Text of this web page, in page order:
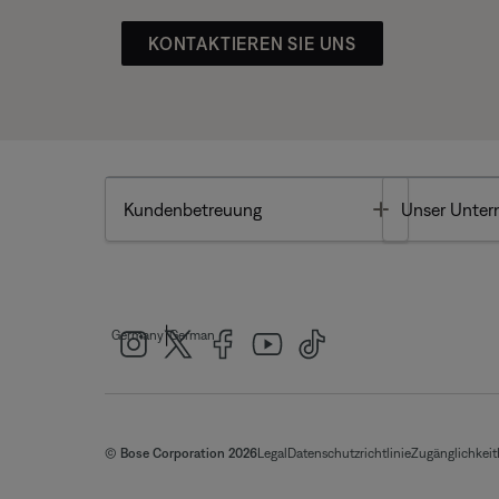
KONTAKTIEREN SIE UNS
Kundenbetreuung Toggle
Unser
Germany|German
© Bose Corporation 2026Legal DatenschutzrichtlinieZugänglichkeit